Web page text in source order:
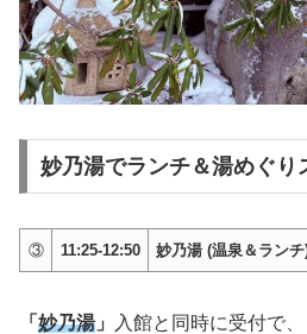
妙乃湯でランチ＆湯めぐり
③ 11:25-12:50 妙乃湯 (温泉＆ランチ
「 妙乃湯」 入館と同時に受付で、